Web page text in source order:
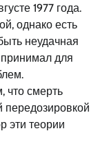
1977 года.
однако есть
неудачная
для
что смерть
передозировкой
эти теории